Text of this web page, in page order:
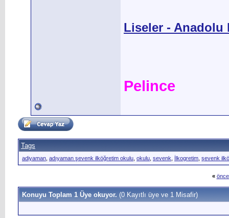
Liseler - Anadolu
Pelince
Tags
adiyaman adıyaman şevenk ilköğretim okulu okulu sevenk İlkogretim şevenk
«
Konuyu Toplam 1 Üye okuyor. (0 Kayıtlı üye ve 1 Misafir)